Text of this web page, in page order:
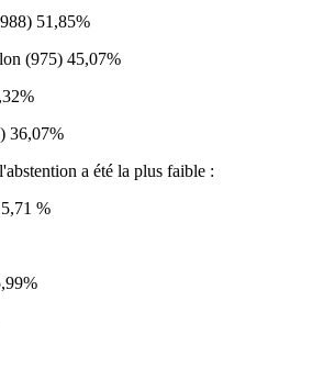
51,85%
(975) 45,07%
36,07%
a été la plus faible :
%